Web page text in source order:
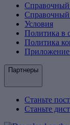
Справочный
Справочный
Условия
Политика в
Политика
Приложение
Партнеры
Станьте
Станьте